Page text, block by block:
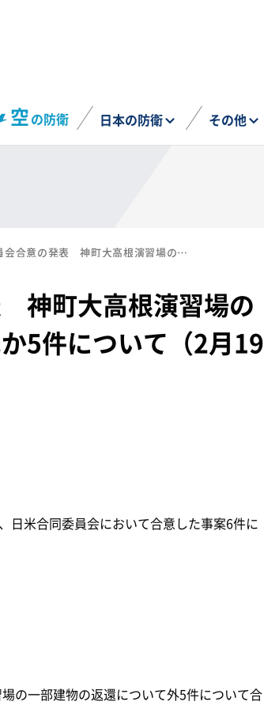
空の防衛 日本の防衛 その他
日米合同委員会合意の発表 神町大高根演習場の一部建物の返還についてほか5件について（2月19日）
神町大高根演習場の
5件について（2月19
米合同委員会において合意した事案6件に
の一部建物の返還について外5件について合